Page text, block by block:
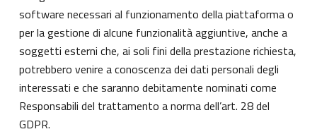
software necessari al funzionamento della piattaforma o
per la gestione di alcune funzionalità aggiuntive, anche a
soggetti esterni che, ai soli fini della prestazione richiesta,
potrebbero venire a conoscenza dei dati personali degli
interessati e che saranno debitamente nominati come
Responsabili del trattamento a norma dell’art. 28 del
GDPR.